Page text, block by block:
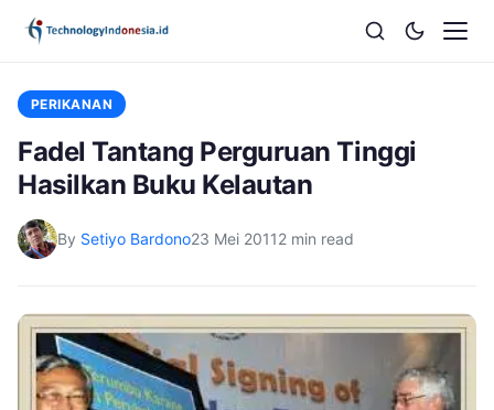
PERIKANAN
Fadel Tantang Perguruan Tinggi
Hasilkan Buku Kelautan
By Setiyo Bardono23 Mei 20112 min read